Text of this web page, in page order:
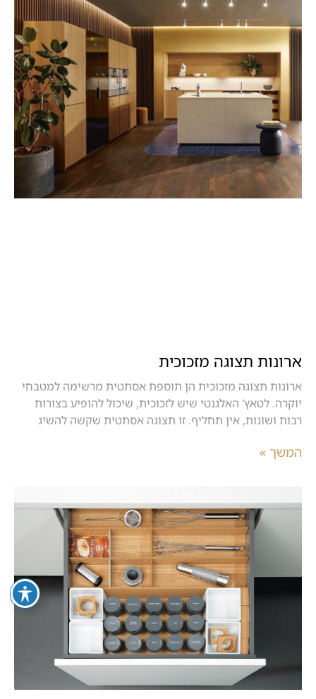
ארונות תצוגה מזכוכית
ארונות תצוגה מזכוכית הן תוספת אסתטית מרשימה למטבחי
יוקרה. לטאץ' האלגנטי שיש לזכוכית, שיכול להופיע בצורות
רבות ושונות, אין תחליף. זו תצוגה אסתטית שקשה להשיג
המשך »